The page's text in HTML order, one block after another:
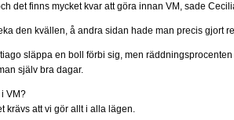
det finns mycket kvar att göra innan VM, sade
den kvällen, å andra sidan hade man precis gjort
släppa en boll förbi sig, men
själv bra dagar.
VM?
krävs att vi gör allt i alla lägen.